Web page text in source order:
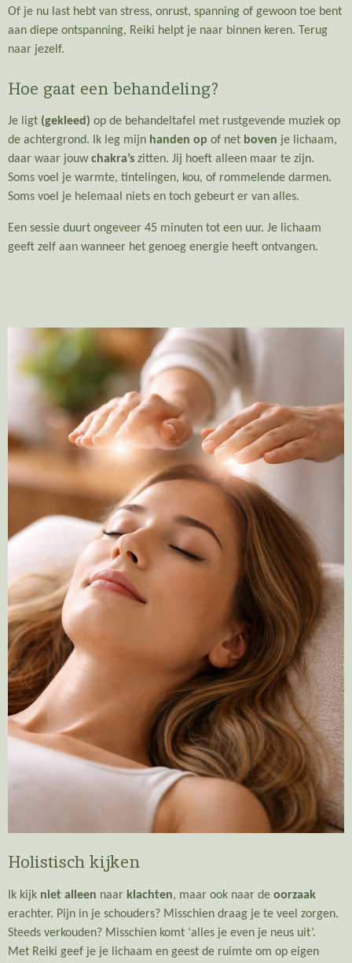
Of je nu last hebt van stress, onrust, spanning of gewoon toe bent
aan diepe ontspanning, Reiki helpt je naar binnen keren. Terug
naar jezelf.
Hoe gaat een behandeling?
Je ligt (gekleed) op de behandeltafel met rustgevende muziek op
de achtergrond. Ik leg mijn handen op of net boven je lichaam,
daar waar jouw chakra’s zitten. Jij hoeft alleen maar te zijn.
Soms voel je warmte, tintelingen, kou, of rommelende darmen.
Soms voel je helemaal niets en toch gebeurt er van alles.
Een sessie duurt ongeveer 45 minuten tot een uur. Je lichaam
geeft zelf aan wanneer het genoeg energie heeft ontvangen.
Holistisch kijken
Ik kijk niet alleen naar klachten, maar ook naar de oorzaak
erachter. Pijn in je schouders? Misschien draag je te veel zorgen.
Steeds verkouden? Misschien komt ‘alles je even je neus uit’.
Met Reiki geef je je lichaam en geest de ruimte om op eigen